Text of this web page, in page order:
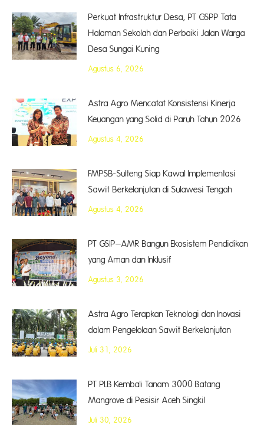
Perkuat Infrastruktur Desa, PT GSPP Tata
Halaman Sekolah dan Perbaiki Jalan Warga
Desa Sungai Kuning
Agustus 6, 2026
Astra Agro Mencatat Konsistensi Kinerja
Keuangan yang Solid di Paruh Tahun 2026
Agustus 4, 2026
FMPSB-Sulteng Siap Kawal Implementasi
Sawit Berkelanjutan di Sulawesi Tengah
Agustus 4, 2026
PT GSIP–AMR Bangun Ekosistem Pendidikan
yang Aman dan Inklusif
Agustus 3, 2026
Astra Agro Terapkan Teknologi dan Inovasi
dalam Pengelolaan Sawit Berkelanjutan
Juli 31, 2026
PT PLB Kembali Tanam 3000 Batang
Mangrove di Pesisir Aceh Singkil
Juli 30, 2026